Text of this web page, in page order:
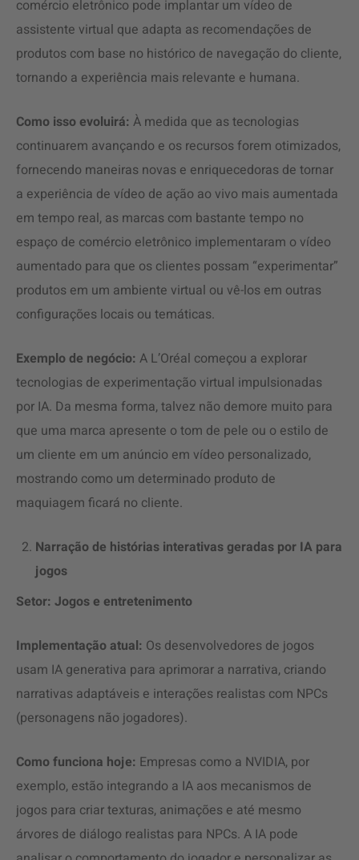
comércio eletrônico pode implantar um vídeo de
assistente virtual que adapta as recomendações de
produtos com base no histórico de navegação do cliente,
tornando a experiência mais relevante e humana.
Como isso evoluirá: À medida que as tecnologias
continuarem avançando e os recursos forem otimizados,
fornecendo maneiras novas e enriquecedoras de tornar
a experiência de vídeo de ação ao vivo mais aumentada
em tempo real, as marcas com bastante tempo no
espaço de comércio eletrônico implementaram o vídeo
aumentado para que os clientes possam “experimentar”
produtos em um ambiente virtual ou vê-los em outras
configurações locais ou temáticas.
Exemplo de negócio: A L’Oréal começou a explorar
tecnologias de experimentação virtual impulsionadas
por IA. Da mesma forma, talvez não demore muito para
que uma marca apresente o tom de pele ou o estilo de
um cliente em um anúncio em vídeo personalizado,
mostrando como um determinado produto de
maquiagem ficará no cliente.
Narração de histórias interativas geradas por IA para
jogos
Setor: Jogos e entretenimento
Implementação atual: Os desenvolvedores de jogos
usam IA generativa para aprimorar a narrativa, criando
narrativas adaptáveis e interações realistas com NPCs
(personagens não jogadores).
Como funciona hoje: Empresas como a NVIDIA, por
exemplo, estão integrando a IA aos mecanismos de
jogos para criar texturas, animações e até mesmo
árvores de diálogo realistas para NPCs. A IA pode